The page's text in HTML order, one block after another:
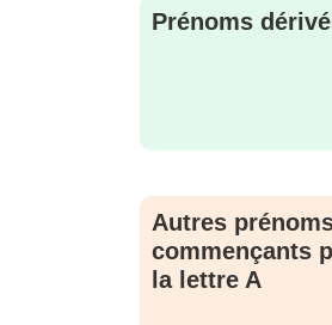
Prénoms
Autres
commençants
la lettre A